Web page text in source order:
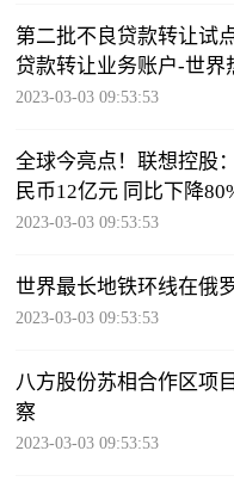
第二批不良贷款转让试
贷款转让业务账户-世界
2023-03-03 09:53:53
全球今亮点！联想控股
民币12亿元 同比下降
2023-03-03 09:53:53
世界最长地铁环线在俄
2023-03-03 09:53:53
八方股份苏相合作区项
察
2023-03-03 09:53:53